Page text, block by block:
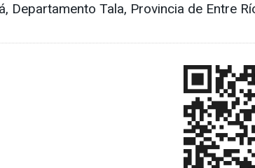
Departamento Tala, Provincia de Entre